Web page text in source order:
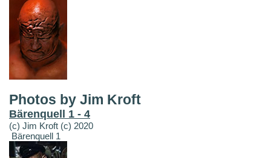
Photos by Jim Kroft
Bärenquell 1 - 4
(c) Jim Kroft (c) 2020
Bärenquell 1